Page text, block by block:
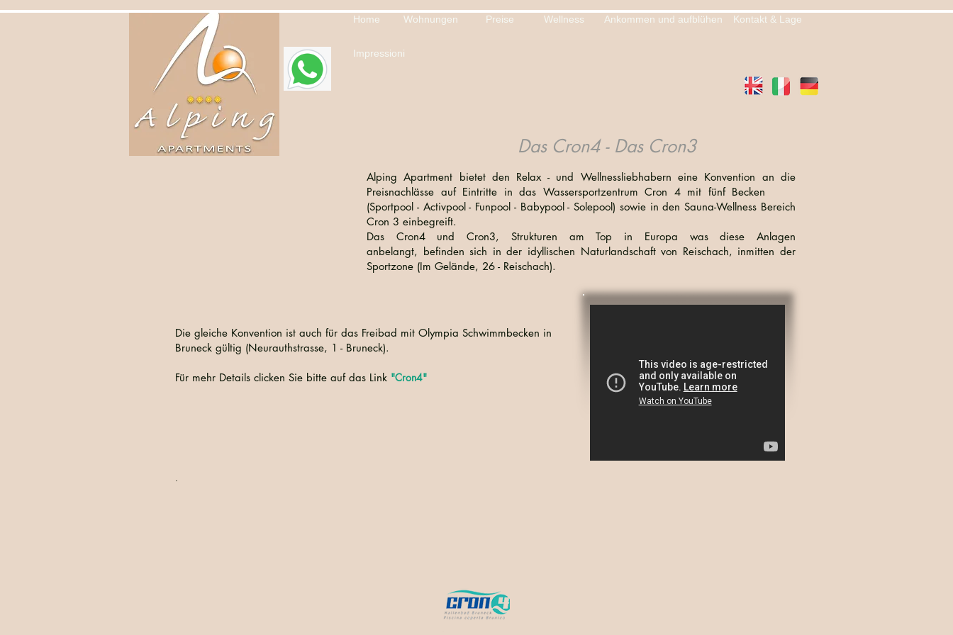
Impressioni
Home Wohnungen Preise Wellness Ankommen und aufblühen Kontakt & Lage
Alping Apartment bietet den Relax - und Wellnessliebhabern eine Konvention an die
Preisnachlässe auf Eintritte in das Wassersportzentrum Cron 4 mit fünf Becken
(Sportpool - Activpool - Funpool - Babypool - Solepool) sowie in den Sauna-Wellness Bereich
Cron 3 einbegreift.
Das Cron4 und Cron3, Strukturen am Top in Europa was diese Anlagen
anbelangt, befinden sich in der idyllischen Naturlandschaft von Reischach, inmitten der
Sportzone (Im Gelände, 26 - Reischach).
Das Cron4 - Das Cron3
Die gleiche Konvention ist auch für das Freibad mit Olympia Schwimmbecken in
Bruneck gültig (Neurauthstrasse, 1 - Bruneck).
Für mehr Details clicken Sie bitte auf das Link "Cron4"